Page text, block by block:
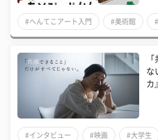
#へんてこアート入門 #美術館
な
カ
#インタビュー #映画 #大学生